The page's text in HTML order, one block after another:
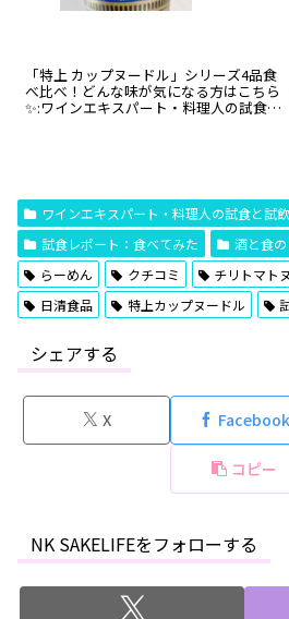
「特上 カップヌードル」シリーズ4品食
べ比べ！どんな味が気になる方はこちら
✨:ワインエキスパート・料理人の試食レ
ワインエキスパート・料理人の試食と試
試食レポート：食べてみた
酒と食
らーめん
クチコミ チリトマト
日清食品
特上カップヌードル
シェアする
X Facebook
コピー
NK SAKELIFEをフォローする